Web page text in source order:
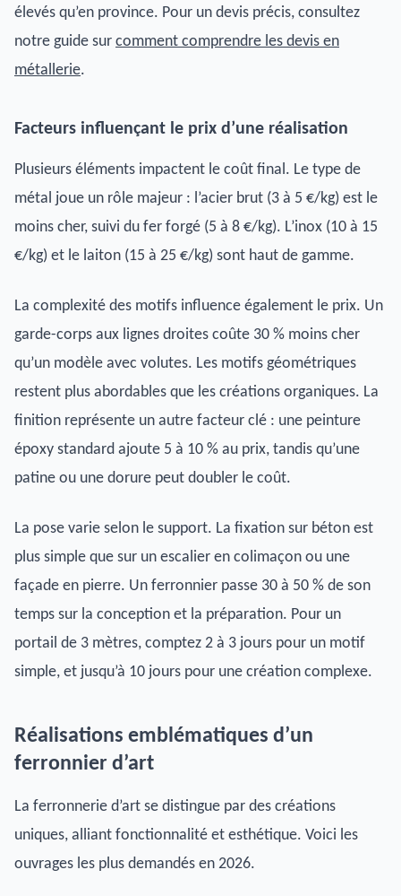
élevés qu’en province. Pour un devis précis, consultez
notre guide sur comment comprendre les devis en
métallerie.
Facteurs influençant le prix d’une réalisation
Plusieurs éléments impactent le coût final. Le type de
métal joue un rôle majeur : l’acier brut (3 à 5 €/kg) est le
moins cher, suivi du fer forgé (5 à 8 €/kg). L’inox (10 à 15
€/kg) et le laiton (15 à 25 €/kg) sont haut de gamme.
La complexité des motifs influence également le prix. Un
garde-corps aux lignes droites coûte 30 % moins cher
qu’un modèle avec volutes. Les motifs géométriques
restent plus abordables que les créations organiques. La
finition représente un autre facteur clé : une peinture
époxy standard ajoute 5 à 10 % au prix, tandis qu’une
patine ou une dorure peut doubler le coût.
La pose varie selon le support. La fixation sur béton est
plus simple que sur un escalier en colimaçon ou une
façade en pierre. Un ferronnier passe 30 à 50 % de son
temps sur la conception et la préparation. Pour un
portail de 3 mètres, comptez 2 à 3 jours pour un motif
simple, et jusqu’à 10 jours pour une création complexe.
Réalisations emblématiques d’un
ferronnier d’art
La ferronnerie d’art se distingue par des créations
uniques, alliant fonctionnalité et esthétique. Voici les
ouvrages les plus demandés en 2026.